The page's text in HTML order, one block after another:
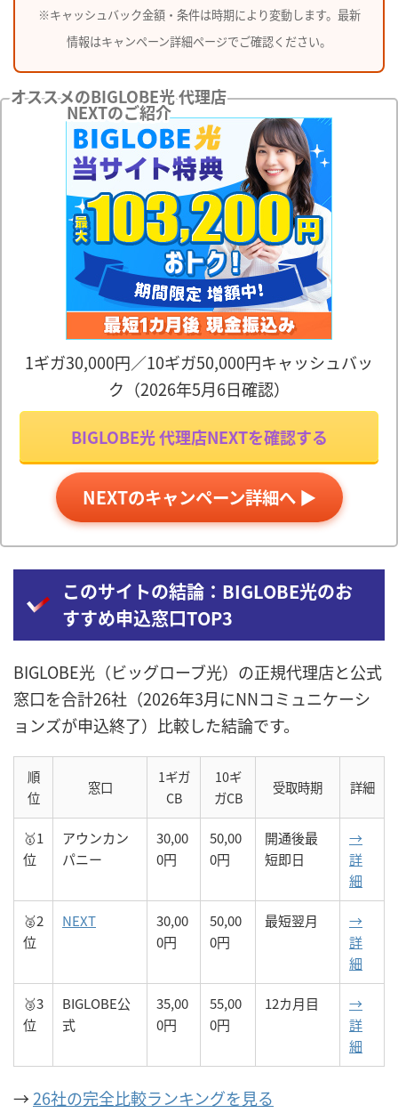
※キャッシュバック金額・条件は時期により変動します。最新
情報はキャンペーン詳細ページでご確認ください。
オススメのBIGLOBE光 代理店
NEXTのご紹介
1ギガ30,000円／10ギガ50,000円キャッシュバッ
ク（2026年5月6日確認）
BIGLOBE光 代理店NEXTを確認する
NEXTのキャンペーン詳細へ ▶
このサイトの結論：BIGLOBE光のお
すすめ申込窓口TOP3
BIGLOBE光（ビッグローブ光）の正規代理店と公式
窓口を合計26社（2026年3月にNNコミュニケーシ
ョンズが申込終了）比較した結論です。
順
位
窓口
1ギガ
CB
10ギ
ガCB
受取時期 詳細
🥇1
位
アウンカン
パニー
30,00
0円
50,00
0円
開通後最
短即日
→
詳
細
🥈2
位
NEXT
30,00
0円
50,00
0円
最短翌月
→
詳
細
🥉3
位
BIGLOBE公
式
35,00
0円
55,00
0円
12カ月目
→
詳
細
→ 26社の完全比較ランキングを見る